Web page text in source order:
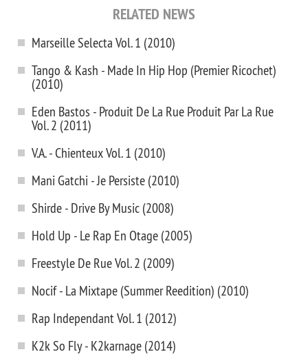
RELATED NEWS
Marseille Selecta Vol. 1 (2010)
Tango & Kash - Made In Hip Hop (Premier Ricochet)
(2010)
Eden Bastos - Produit De La Rue Produit Par La Rue
Vol. 2 (2011)
V.A. - Chienteux Vol. 1 (2010)
Mani Gatchi - Je Persiste (2010)
Shirde - Drive By Music (2008)
Hold Up - Le Rap En Otage (2005)
Freestyle De Rue Vol. 2 (2009)
Nocif - La Mixtape (Summer Reedition) (2010)
Rap Independant Vol. 1 (2012)
K2k So Fly - K2karnage (2014)